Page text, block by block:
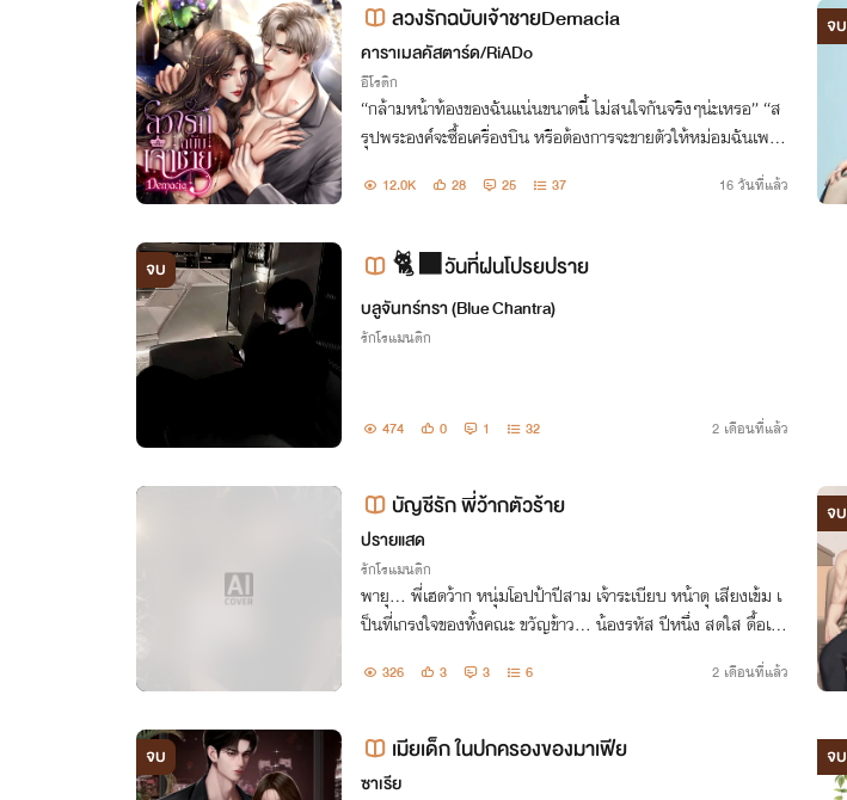
ลวงรักฉบับเจ้าชายDemacia
คาราเมลคัสตาร์ด/RiADo
อีโรติก
“กล้ามหน้าท้องของฉันแน่นขนาดนี้ ไม่สนใจกันจริงๆน่ะเหรอ” “ส
รุปพระองค์จะซื้อเครื่องบิน หรือต้องการจะขายตัวให้หม่อมฉันเพค
12.0K 28 25 37 16 วันที่แล้ว
จบ
จบ 🐈‍⬛วันที่ฝนโปรยปราย
บลูจันทร์ทรา (Blue Chantra)
รักโรแมนติก
474 0 1 32 2 เดือนที่แล้ว
บัญชีรัก พี่ว้ากตัวร้าย
ปรายแสด
รักโรแมนติก
พายุ… พี่เฮดว้าก หนุ่มโอปป้าปีสาม เจ้าระเบียบ หน้าดุ เสียงเข้ม เ
ป็นที่เกรงใจของทั้งคณะ ขวัญข้าว… น้องรหัส ปีหนึ่ง สดใส ดื้อเงีย
326 3 3 6 2 เดือนที่แล้ว
จบ
จบ เมียเด็ก ในปกครองของมาเฟีย
ซาเรีย
จบ